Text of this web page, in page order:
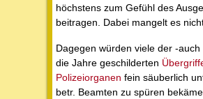
höchstens zum Gefühl des
beitragen. Dabei mangelt es
Dagegen würden viele der -
die Jahre geschilderten
Polizeiorganen fein säuberlich
betr. Beamten zu spüren